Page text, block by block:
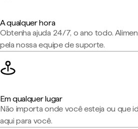
A qualquer hora
Obtenha ajuda 24/7, o ano todo.
pela nossa equipe de suporte.
Em qualquer lugar
Não importa onde você esteja ou que
aqui para você.